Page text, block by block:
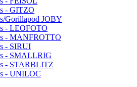
- GITZO
Gorillapod JOBY
- LEOFOTO
- MANFROTTO
- SIRUI
- SMALLRIG
- STARBLITZ
- UNILOC